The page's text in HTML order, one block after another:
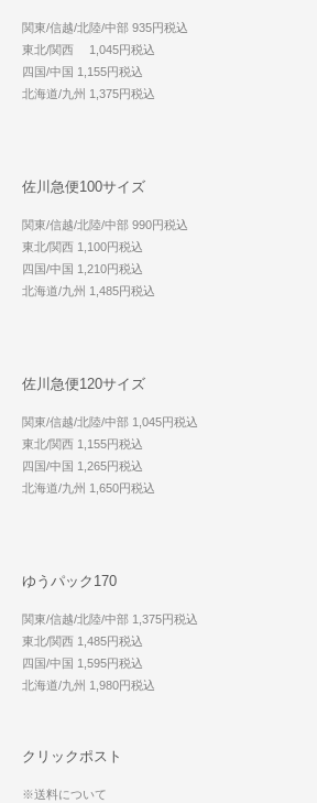
関東/信越/北陸/中部 935円税込
東北/関西 1,045円税込
四国/中国 1,155円税込
北海道/九州 1,375円税込
佐川急便100サイズ
関東/信越/北陸/中部 990円税込
東北/関西 1,100円税込
四国/中国 1,210円税込
北海道/九州 1,485円税込
佐川急便120サイズ
関東/信越/北陸/中部 1,045円税込
東北/関西 1,155円税込
四国/中国 1,265円税込
北海道/九州 1,650円税込
ゆうパック170
関東/信越/北陸/中部 1,375円税込
東北/関西 1,485円税込
四国/中国 1,595円税込
北海道/九州 1,980円税込
クリックポスト
※送料について